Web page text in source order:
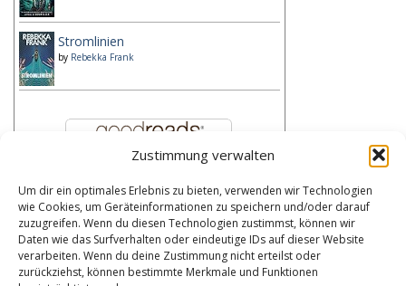
Zustimmung verwalten
Um dir ein optimales Erlebnis zu bieten, verwenden wir Technologien
wie Cookies, um Geräteinformationen zu speichern und/oder darauf
zuzugreifen. Wenn du diesen Technologien zustimmst, können wir
Daten wie das Surfverhalten oder eindeutige IDs auf dieser Website
verarbeiten. Wenn du deine Zustimmung nicht erteilst oder
zurückziehst, können bestimmte Merkmale und Funktionen
Stromlinien
by Rebekka Frank
Kategorien
Kategorien